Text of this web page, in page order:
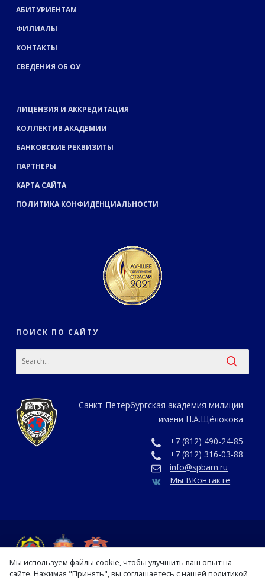
АБИТУРИЕНТАМ
ФИЛИАЛЫ
КОНТАКТЫ
СВЕДЕНИЯ ОБ ОУ
ЛИЦЕНЗИЯ И АККРЕДИТАЦИЯ
КОЛЛЕКТИВ АКАДЕМИИ
БАНКОВСКИЕ РЕКВИЗИТЫ
ПАРТНЕРЫ
КАРТА САЙТА
ПОЛИТИКА КОНФИДЕНЦИАЛЬНОСТИ
ПОИСК ПО САЙТУ
Санкт-Петербургская академия милиции
имени Н.А.Щёлокова
+7 (812) 490-24-85
+7 (812) 316-03-88
info@spbam.ru
Мы ВКонтакте
Мы используем файлы cookie, чтобы улучшить ваш опыт на
сайте. Нажимая "Принять", вы соглашаетесь с нашей политикой